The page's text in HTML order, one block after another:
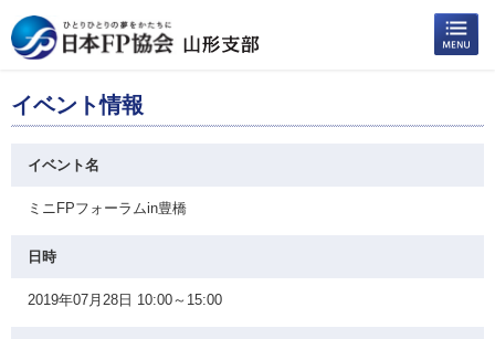
イベント情報
イベント名
ミニFPフォーラムin豊橋
日時
2019年07月28日 10:00～15:00